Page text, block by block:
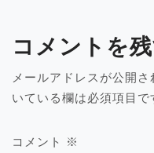
ー
シ
ョ
ン
コメントを
メールアドレスが公開さ
いている欄は必須項目で
コメント ※